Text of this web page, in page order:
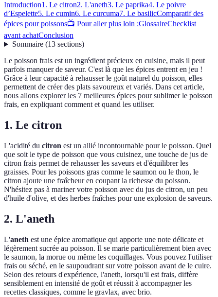
Introduction1. Le citron2. L'aneth3. Le paprika4. Le poivre
d’Espelette5. Le cumin6. Le curcuma7. Le basilicComparatif des
épices pour poissons📺 Pour aller plus loin :GlossaireChecklist
avant achatConclusion
Sommaire(13 sections)
Le poisson frais est un ingrédient précieux en cuisine, mais il peut
parfois manquer de saveur. C'est là que les épices entrent en jeu !
Grâce à leur capacité à rehausser le goût naturel du poisson, elles
permettent de créer des plats savoureux et variés. Dans cet article,
nous allons explorer les 7 meilleures épices pour sublimer le poisson
frais, en expliquant comment et quand les utiliser.
1. Le citron
L'acidité du citron est un allié incontournable pour le poisson. Quel
que soit le type de poisson que vous cuisinez, une touche de jus de
citron frais permet de rehausser les saveurs et d'équilibrer les
graisses. Pour les poissons gras comme le saumon ou le thon, le
citron ajoute une fraîcheur en coupant la richesse du poisson.
N'hésitez pas à mariner votre poisson avec du jus de citron, un peu
d'huile d'olive, et des herbes fraîches pour une explosion de saveurs.
2. L'aneth
L'aneth est une épice aromatique qui apporte une note délicate et
légèrement sucrée au poisson. Il se marie particulièrement bien avec
le saumon, la morue ou même les coquillages. Vous pouvez l'utiliser
frais ou séché, en le saupoudrant sur votre poisson avant de le cuire.
Selon des retours d'expérience, l'aneth, lorsqu'il est frais, diffère
sensiblement en intensité de goût et réussit à accompagner les
recettes classiques, comme le gravlax, avec brio.